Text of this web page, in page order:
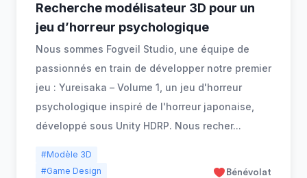
Recherche modélisateur 3D pour un
jeu d’horreur psychologique
Nous sommes Fogveil Studio, une équipe de
passionnés en train de développer notre premier
jeu : Yureisaka – Volume 1, un jeu d'horreur
psychologique inspiré de l'horreur japonaise,
développé sous Unity HDRP. Nous recher...
#Modèle 3D
#Game Design
Bénévolat